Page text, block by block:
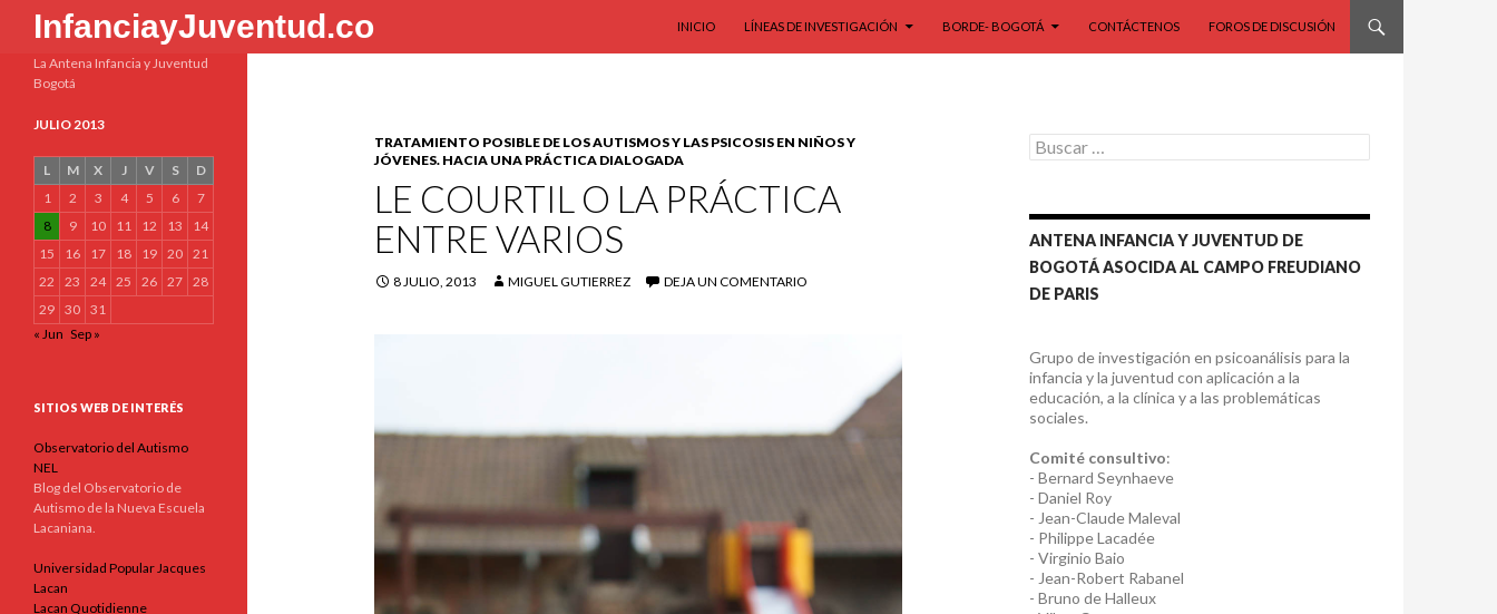
InfanciayJuventud.co
Buscar
INICIO
LÍNEAS DE INVESTIGACIÓN BORDE- BOGOTÁ CONTÁCTENOS FOROS DE DISCUSIÓN
TRATAMIENTO POSIBLE DE LOS AUTISMOS Y LAS PSICOSIS EN NIÑOS Y
JÓVENES. HACIA UNA PRÁCTICA DIALOGADA
LE COURTIL O LA PRÁCTICA
ENTRE VARIOS
8 JULIO, 2013 MIGUEL GUTIERREZ DEJA UN COMENTARIO
Buscar:
ANTENA INFANCIA Y JUVENTUD DE
BOGOTÁ ASOCIDA AL CAMPO FREUDIANO
DE PARIS
Grupo de investigación en psicoanálisis para la
infancia y la juventud con aplicación a la
educación, a la clínica y a las problemáticas
sociales.
Comité consultivo:
- Bernard Seynhaeve
- Daniel Roy
- Jean-Claude Maleval
- Philippe Lacadée
- Virginio Baio
- Jean-Robert Rabanel
- Bruno de Halleux
La Antena Infancia y Juventud
Bogotá
JULIO 2013
L M X J V S
D
1
2 3 4 5 6
7
8
9 10 11 12 13
14
15
16 17 18 19 20 21
22
23 24 25 26 27 28
29 30 31
« Jun Sep »
SITIOS WEB DE INTERÉS
Observatorio del Autismo
NEL
Blog del Observatorio de
Autismo de la Nueva Escuela
Lacaniana.
Universidad Popular Jacques
Lacan
Lacan Quotidienne